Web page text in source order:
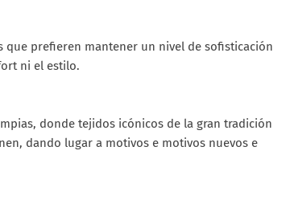
que prefieren mantener un nivel de sofisticación
ni el estilo.
donde tejidos icónicos de la gran tradición
dando lugar a motivos e motivos nuevos e